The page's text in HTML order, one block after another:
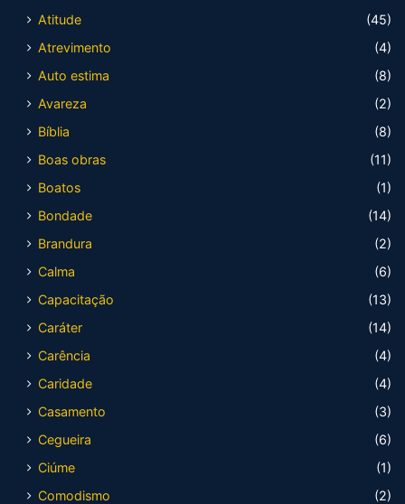
Atitude
(45)
Atrevimento
(4)
Auto estima
(8)
Avareza
(2)
Bíblia
(8)
Boas obras
(11)
Boatos
(1)
Bondade
(14)
Brandura
(2)
Calma
(6)
Capacitação
(13)
Caráter
(14)
Carência
(4)
Caridade
(4)
Casamento
(3)
Cegueira
(6)
Ciúme
(1)
Comodismo
(2)